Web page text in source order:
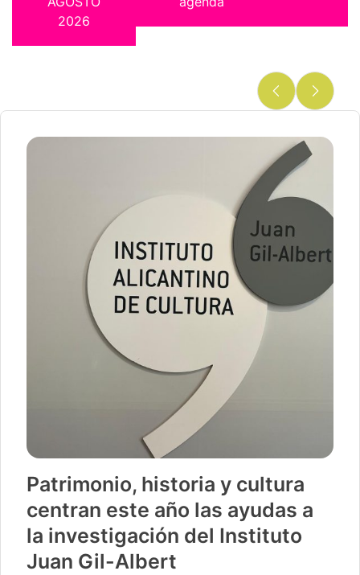
2026
Patrimonio, historia y cultura
centran este año las ayudas a
la investigación del Instituto
Juan Gil-Albert